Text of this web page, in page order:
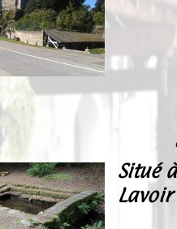
Situé
Lavoir